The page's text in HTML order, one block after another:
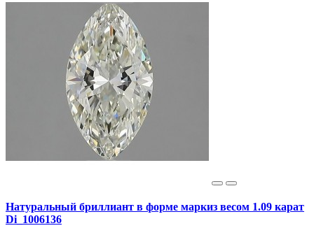
Натуральный бриллиант в форме маркиз весом 1.09 карат
Di_1006136